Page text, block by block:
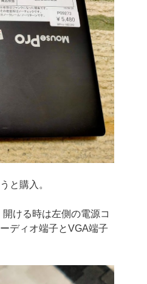
と購入。
ける時は左側の電源コ
ディオ端子とVGA端子